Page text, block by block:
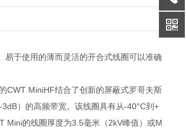
于使用的薄而灵活的开合式线圈可以准确
MiniHF结合了创新的屏蔽式罗哥夫斯
）的高频带宽。该线圈具有从-40°C到+
Mini的线圈厚度为3.5毫米（2kV峰值）或M